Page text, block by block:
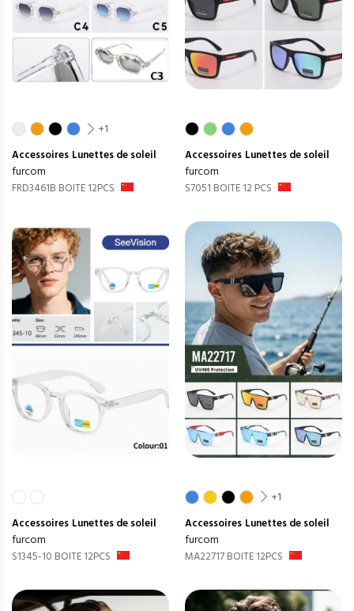
+1
Accessoires Lunettes de soleil
furcom
FRD3461B BOITE 12PCS
Accessoires Lunettes de soleil
furcom
S7051 BOITE 12 PCS
Accessoires Lunettes de soleil
furcom
S1345-10 BOITE 12PCS
+1
Accessoires Lunettes de soleil
furcom
MA22717 BOITE 12PCS